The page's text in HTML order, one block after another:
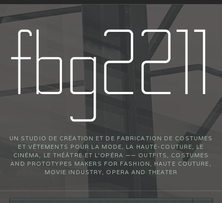
UN STUDIO DE CRÉATION ET DE FABRICATION DE COSTUMES
ET VÊTEMENTS POUR LA MODE, LA HAUTE-COUTURE, LE
CINÉMA, LE THÉÂTRE ET L’OPÉRA —— OUTFITS, COSTUMES
AND PROTOTYPES MAKERS FOR FASHION, HAUTE COUTURE,
MOVIE INDUSTRY, OPERA AND THEATER